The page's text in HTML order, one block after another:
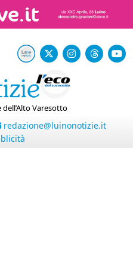
Varesotto
redazione@luinonotizie.it